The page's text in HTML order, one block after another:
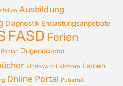
Ausbildung
Diagnostik Entlastungsangebote
FASD Ferien
Jugendcamp
Kindeswohl Klettern Lernen
Online Portal Pubertät